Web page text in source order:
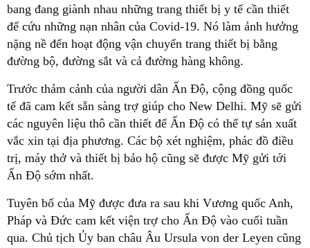
bang đang giành nhau những trang thiết bị y tế cần thiết
để cứu những nạn nhân của Covid-19. Nó làm ảnh hưởng
nặng nề đến hoạt động vận chuyển trang thiết bị bằng
đường bộ, đường sắt và cả đường hàng không.
Trước thảm cảnh của người dân Ấn Độ, cộng đồng quốc
tế đã cam kết sẵn sàng trợ giúp cho New Delhi. Mỹ sẽ gửi
các nguyên liệu thô cần thiết để Ấn Độ có thể tự sản xuất
vắc xin tại địa phương. Các bộ xét nghiệm, phác đồ điều
trị, máy thở và thiết bị bảo hộ cũng sẽ được Mỹ gửi tới
Ấn Độ sớm nhất.
Tuyên bố của Mỹ được đưa ra sau khi Vương quốc Anh,
Pháp và Đức cam kết viện trợ cho Ấn Độ vào cuối tuần
qua. Chủ tịch Ủy ban châu Âu Ursula von der Leyen cũng